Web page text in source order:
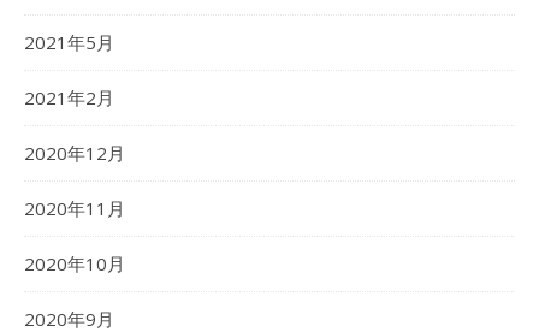
2021年5月
2021年2月
2020年12月
2020年11月
2020年10月
2020年9月